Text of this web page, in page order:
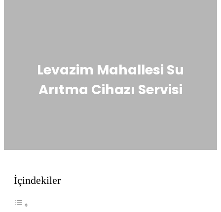
Levazim Mahallesi Su
Arıtma Cihazı Servisi
İçindekiler